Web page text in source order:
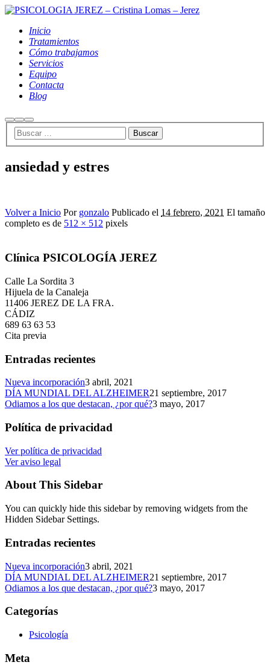
Inicio
Tratamientos
Cómo trabajamos
Servicios
Equipo
Contacta
Blog
Buscar
Más
información
Menú
principal
ansiedad y estres
Volver a Inicio Por gonzalo Publicado el 14 febrero, 2021 El tamaño
completo es de 512 × 512 pixels
Clínica PSICOLOGÍA JEREZ
Calle La Sordita 3
Hijuela de la Canaleja
11406 JEREZ DE LA FRA.
CÁDIZ
689 63 63 53
Cita previa
Entradas recientes
Nueva incorporación3 abril, 2021
DÍA MUNDIAL DEL ALZHEIMER21 septiembre, 2017
Odiamos a los que destacan, ¿por qué?3 mayo, 2017
Política de privacidad
Ver política de privacidad
Ver aviso legal
About This Sidebar
You can quickly hide this sidebar by removing widgets from the
Hidden Sidebar Settings.
Entradas recientes
Nueva incorporación3 abril, 2021
DÍA MUNDIAL DEL ALZHEIMER21 septiembre, 2017
Odiamos a los que destacan, ¿por qué?3 mayo, 2017
Categorías
Psicología
Meta